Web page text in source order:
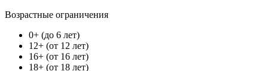
Возрастные ограничения
0+ (до 6 лет)
12+ (от 12 лет)
16+ (от 16 лет)
18+ (от 18 лет)